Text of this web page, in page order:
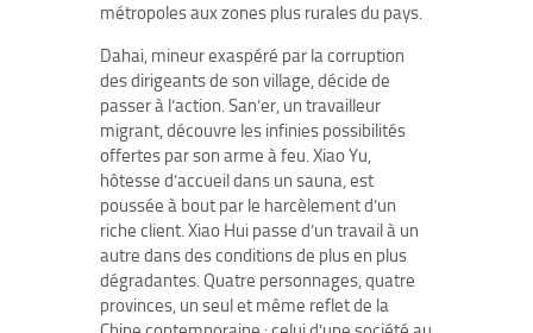
métropoles aux zones plus rurales du pays.
Dahai, mineur exaspéré par la corruption
des dirigeants de son village, décide de
passer à l’action. San’er, un travailleur
migrant, découvre les infinies possibilités
offertes par son arme à feu. Xiao Yu,
hôtesse d’accueil dans un sauna, est
poussée à bout par le harcèlement d’un
riche client. Xiao Hui passe d’un travail à un
autre dans des conditions de plus en plus
dégradantes. Quatre personnages, quatre
provinces, un seul et même reflet de la